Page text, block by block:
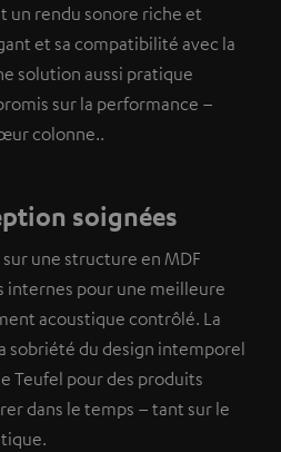
un rendu sonore riche et
et sa compatibilité avec la
solution aussi pratique
sur la performance –
colonne..
soignées
une structure en MDF
internes pour une meilleure
acoustique contrôlé. La
sobriété du design intemporel
Teufel pour des produits
dans le temps – tant sur le